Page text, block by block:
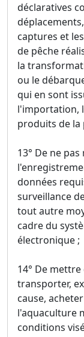
déclaratives
captures et
de pêche
la
ou le
qui en sont
l'importation,
produits de la
13° De ne
données
surveillance
tout autre
cadre du
électronique ;
14° De
transporter,
cause,
l'aquaculture
conditions